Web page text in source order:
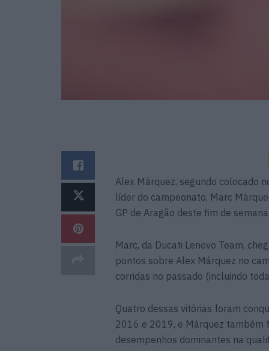
Alex Márquez, segundo colocado
líder do campeonato, Marc
GP de Aragão deste fim de semana.
Marc, da Ducati Lenovo Team,
pontos sobre Alex Márquez no
corridas no passado (incluindo
Quatro dessas vitórias foram
2016 e 2019, e Márquez também
desempenhos dominantes na